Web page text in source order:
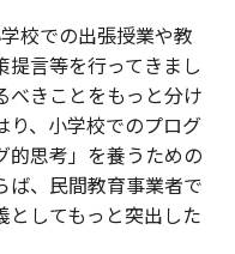
校での出張授業や教
言等を行ってきまし
べきことをもっと分け
り、小学校でのプログ
的思考」を養うための
ば、民間教育事業者で
としてもっと突出した